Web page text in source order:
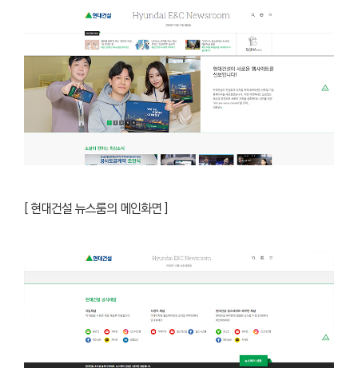
[ 현대건설 뉴스룸의 메인화면 ]